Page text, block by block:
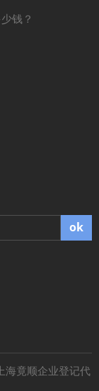
钱？
ok
竟顺企业登记代